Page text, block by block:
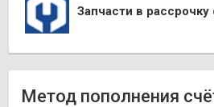
Запчасти в
Метод пополнения